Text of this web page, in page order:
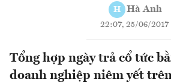
H Hà Anh
22:07, 25/06/2017
Tổng hợp ngày trả cổ tức
doanh nghiệp niêm yết